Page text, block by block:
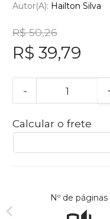
Autor(a): Hailton Silva
R$ 50,26
R$ 39,79
-
Calcular o frete
Nº de páginas